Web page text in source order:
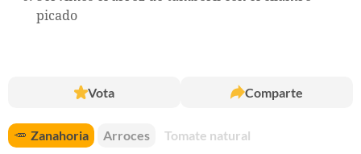
picado
Vota Comparte
🥕 Zanahoria Arroces Tomate natural